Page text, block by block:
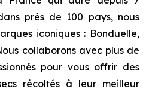
près de 100 pays, nous
iconiques : Bonduelle,
collaborons avec plus de
pour vous offrir des
récoltés à leur meilleur